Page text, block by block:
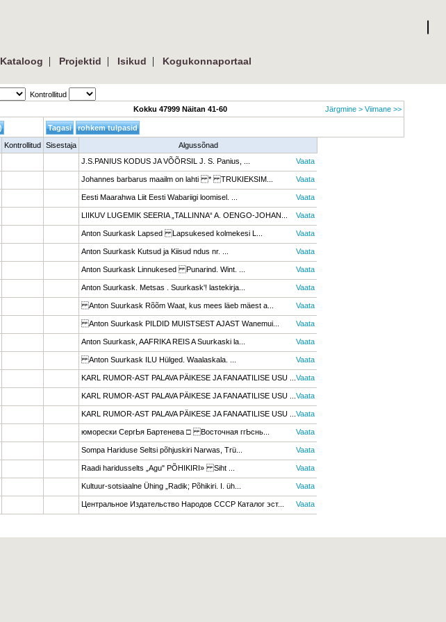
Kataloog | Projektid | Isikud |
Kogukonnaportaal
Kontrollitud
Kokku 47999 Näitan 41-60 Järgmine > Viimane >>
Kontrollitud Sisestaja
Algussõnad
Vaata
J.S.PANIUS KODUS JA VÕÕRSIL J. S. Panius, ...
Vaata
Johannes barbarus maailm on lahti * TRUKIEKSIM...
Vaata
Eesti Maarahwa Liit Eesti Wabariigi loomisel. ...
Vaata
LIIKUV LUGEMIK SEERIA „TALLINNA“ A. OENGO-JOHAN...
Vaata
Anton Suurkask Lapsed Lapsukesed kolmekesi L...
Vaata
Anton Suurkask Kutsud ja Kiisud ndus nr. ...
Vaata
Anton Suurkask Linnukesed Punarind. Wint. ...
Vaata
Anton Suurkask. Metsas . Suurkask'! lastekirja...
Vaata
Anton Suurkask Rõõm Waat, kus mees läeb mäest a...
Vaata
Anton Suurkask PILDID MUISTSEST AJAST Wanemui...
Vaata
Anton Suurkask, AAFRIKA REIS A Suurkaski la...
Vaata
Anton Suurkask ILU Hülged. Waalaskala. ...
Vaata
KARL RUMOR-AST PALAVA PÄIKESE JA FANAATILISE USU ...
Vaata
KARL RUMOR-AST PALAVA PÄIKESE JA FANAATILISE USU ...
Vaata
KARL RUMOR-AST PALAVA PÄIKESE JA FANAATILISE USU ...
Vaata
юморески CергЬя Бартеневa □ Восточная ггЬснь...
Vaata
Sompa Hariduse Seltsi põhjuskiri Narwas, Trü...
Vaata
Raadi haridusselts „Agu" PÕHIKIRI» Siht ...
Vaata
Kultuur-sotsiaalne Ühing „Radik; Põhikiri. I. üh...
Vaata
Центральное Издательство Народов СССР Каталог эст...